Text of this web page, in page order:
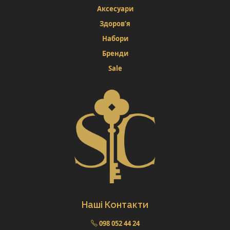
Аксесуари
Здоров’я
Набори
Бренди
Sale
Наші Контакти
098 052 44 24